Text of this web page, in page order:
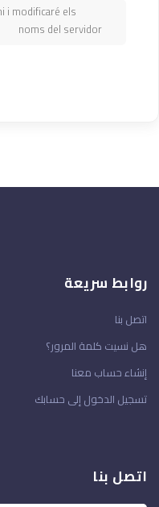
i modificaré els
noms del servidor
روابط سريعة
اتصل بنا
هل نسيت كلمة المرور؟
إنشاء حساب معنا
تسجيل الدخول إلى حسابك
اتصل بنا